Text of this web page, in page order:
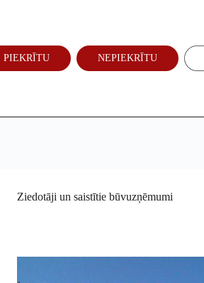
EN RU
Ziedotāji un saistītie būvuzņēmumi
PIEKRĪTU NEPIEKRĪTU